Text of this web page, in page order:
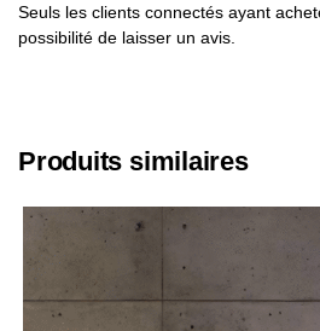
Seuls les clients connectés ayant
possibilité de laisser un avis.
Produits similaires